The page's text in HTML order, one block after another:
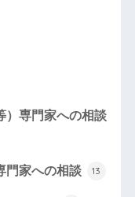
）専門家への相談
門家への相談 13